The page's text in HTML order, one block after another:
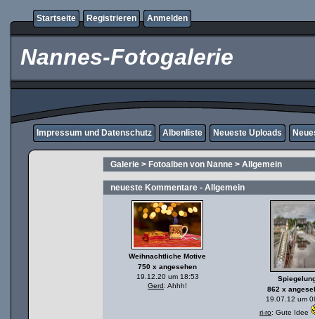
Startseite Registrieren Anmelden
Nannes-Fotogalerie
Impressum und Datenschutz Albenliste Neueste Uploads
Galerie> Fotoalben von Nanne> Allgemein
neueste Kommentare - Allgemein
Weihnachtliche Motive
750 x angesehen
19.12.20 um 18:53
Gerd: Ahhh!
862 x
19.07.12 um
ri-ro: Gute Idee